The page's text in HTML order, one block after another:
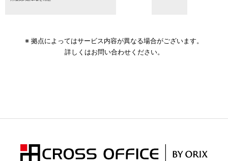
※ 拠点によってはサービス内容が異なる場合がございます。
詳しくはお問い合わせください。